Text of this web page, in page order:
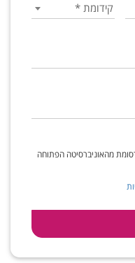
קידומת*
מהאוניברסיטה הפתוחה